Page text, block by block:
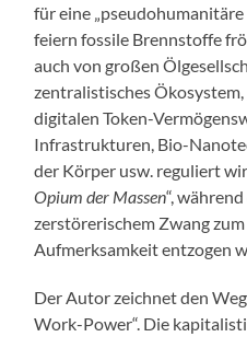
für eine „pseudohumanitäre
feiern fossile Brennstoffe
auch von großen
zentralistisches Ökosystem,
digitalen Token-
Infrastrukturen, Bio-
der Körper usw. reguliert
Opium der Massen“,
zerstörerischem Zwang
Aufmerksamkeit entzogen
Der Autor zeichnet den
Work-Power“. Die